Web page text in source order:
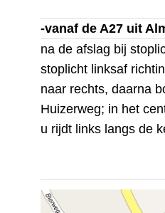
-vanaf de A27 uit
na de afslag bij
stoplicht linksaf
naar rechts, daarna
Huizerweg; in het
u rijdt links langs de